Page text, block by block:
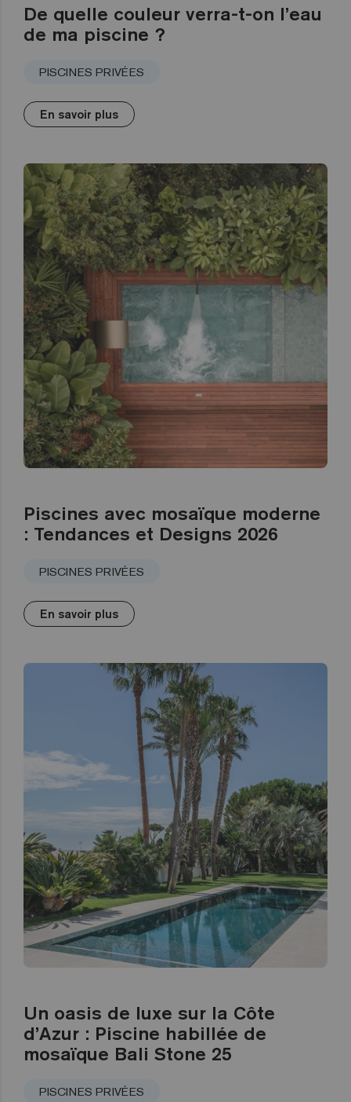
De quelle couleur verra-t-on l’eau
de ma piscine ?
PISCINES PRIVÉES
En savoir plus
Piscines avec mosaïque moderne
: Tendances et Designs 2026
PISCINES PRIVÉES
En savoir plus
Un oasis de luxe sur la Côte
d’Azur : Piscine habillée de
mosaïque Bali Stone 25
PISCINES PRIVÉES